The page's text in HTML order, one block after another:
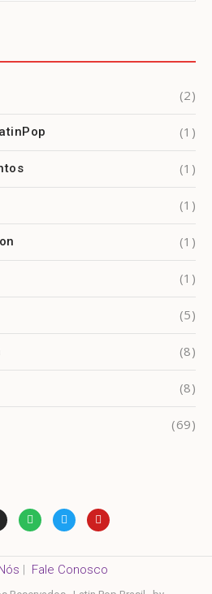
(2)
(1)
(1)
(1)
(1)
(1)
(5)
(8)
(8)
(69)
| Fale Conosco